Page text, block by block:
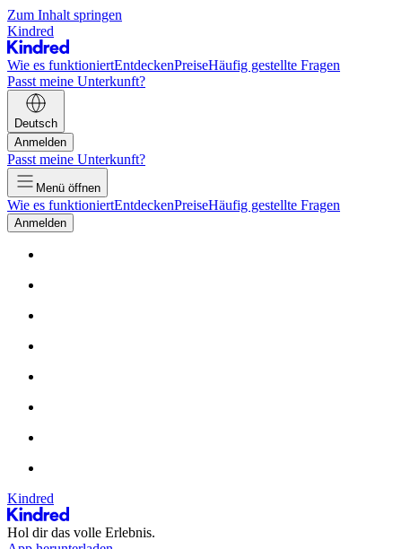
Zum Inhalt springen
Kindred
Wie es funktioniertEntdeckenPreiseHäufig gestellte Fragen
Passt meine Unterkunft?
Deutsch
Anmelden
Passt meine Unterkunft?
Menü öffnen
Wie es funktioniertEntdeckenPreiseHäufig gestellte Fragen
Anmelden
Kindred
Hol dir das volle Erlebnis.